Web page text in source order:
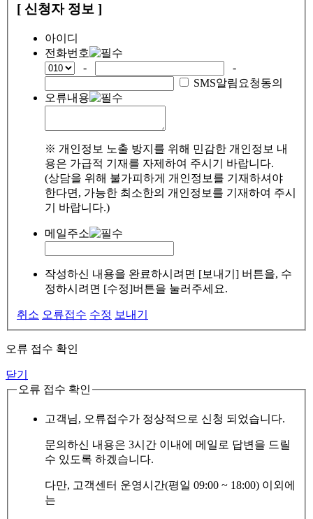
[ 신청자 정보 ]
아이디
전화번호
-
-
SMS알림요청동의
오류내용
※ 개인정보 노출 방지를 위해 민감한 개인정보 내
용은 가급적 기재를 자제하여 주시기 바랍니다.
(상담을 위해 불가피하게 개인정보를 기재하셔야
한다면, 가능한 최소한의 개인정보를 기재하여 주시
기 바랍니다.)
메일주소
작성하신 내용을 완료하시려면 [보내기] 버튼을, 수
정하시려면 [수정]버튼을 눌러주세요.
취소 오류접수 수정 보내기
오류 접수 확인
닫기
오류 접수 확인
고객님, 오류접수가 정상적으로 신청 되었습니다.
문의하신 내용은 3시간 이내에 메일로 답변을 드릴
수 있도록 하겠습니다.
다만, 고객센터 운영시간(평일 09:00 ~ 18:00) 이외에
는